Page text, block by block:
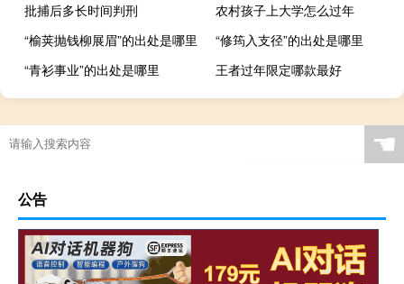
批捕后多长时间判刑
农村孩子上大学怎么过年
“榆荚抛钱柳展眉”的出处是哪里
“修筠入支径”的出处是哪里
“青衫事业”的出处是哪里
王者过年限定哪款最好
☚
公告